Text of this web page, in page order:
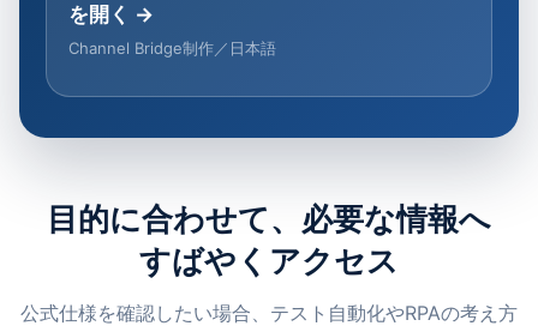
を開く →
Channel Bridge制作／日本語
目的に合わせて、必要な情報へ
すばやくアクセス
公式仕様を確認したい場合、テスト自動化やRPAの考え方